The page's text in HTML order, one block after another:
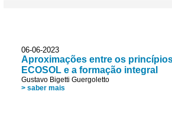
06-06-2023
Aproximações entre os
ECOSOL e a formação integral
Gustavo Bigetti Guergoletto
> saber mais